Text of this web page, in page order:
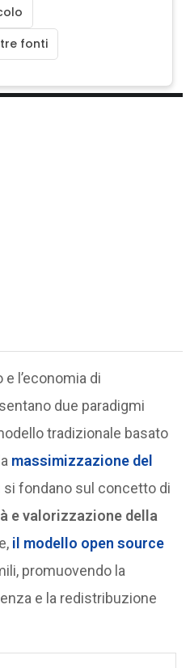
fonti
l’economia di
due paradigmi
tradizionale basato
massimizzazione del
si fondano sul concetto di
e valorizzazione della
il modello open source
promuovendo la
e la redistribuzione